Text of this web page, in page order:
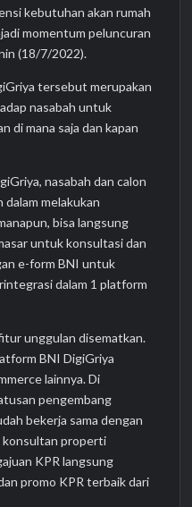
kebutuhan akan rumah
momentum peluncuran
(18/7/2022).
tersebut merupakan
nasabah untuk
di mana saja dan kapan
nasabah dan calon
dalam melakukan
bisa langsung
untuk konsultasi dan
e-form BNI untuk
dalam 1 platform
unggulan disematkan.
BNI DigiGriya
lainnya. Di
pengembang
bekerja sama dengan
konsultan properti
KPR langsung
promo KPR terbaik dari